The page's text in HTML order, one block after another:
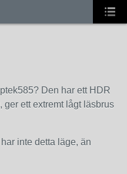
Den har ett HDR
ger ett extremt lågt läsbrus
inte detta läge, än